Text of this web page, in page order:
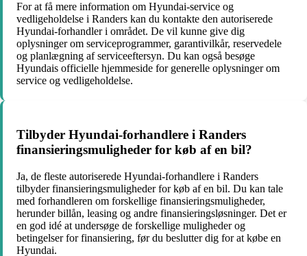
For at få mere information om Hyundai-service og
vedligeholdelse i Randers kan du kontakte den autoriserede
Hyundai-forhandler i området. De vil kunne give dig
oplysninger om serviceprogrammer, garantivilkår, reservedele
og planlægning af serviceeftersyn. Du kan også besøge
Hyundais officielle hjemmeside for generelle oplysninger om
service og vedligeholdelse.
Tilbyder Hyundai-forhandlere i Randers
finansieringsmuligheder for køb af en bil?
Ja, de fleste autoriserede Hyundai-forhandlere i Randers
tilbyder finansieringsmuligheder for køb af en bil. Du kan tale
med forhandleren om forskellige finansieringsmuligheder,
herunder billån, leasing og andre finansieringsløsninger. Det er
en god idé at undersøge de forskellige muligheder og
betingelser for finansiering, før du beslutter dig for at købe en
Hyundai.